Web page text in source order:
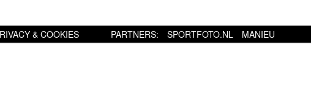
& COOKIES PARTNERS: SPORTFOTO.NL MANIEU